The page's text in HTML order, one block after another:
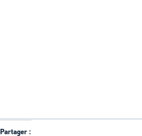
Partager :